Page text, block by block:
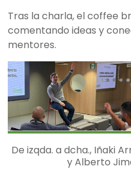
Tras la charla, el coffee
comentando ideas y
mentores.
De izqda. a dcha., Iñaki
y Alberto